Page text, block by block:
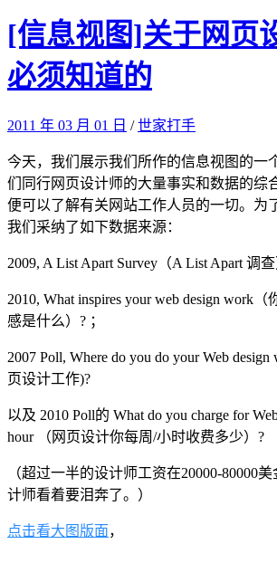
[信息视图]关于网页
必须知道的
2011 年 03 月 01 日 /世家打手
今天，我们展示我们所作的信息视图的一
们同行网页设计师的大量事实和数据的综
便可以了解有关网站工作人员的一切。为
我们采纳了如下数据来源：
2009, A List Apart Survey（A List Apart 调
2010, What inspires your web design work
感是什么）? ；
2007 Poll, Where do you do your Web
页设计工作)?
以及 2010 Poll的 What do you charge for
hour （网页设计你每周/小时收费多少）?
（超过一半的设计师工资在20000-80000
计师看着要泪奔了。）
点击看大图版面，